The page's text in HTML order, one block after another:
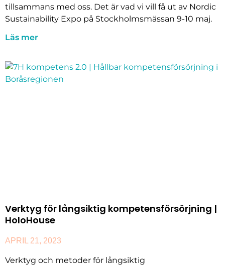
tillsammans med oss. Det är vad vi vill få ut av Nordic
Sustainability Expo på Stockholmsmässan 9-10 maj.
Läs mer
Verktyg för långsiktig kompetensförsörjning |
HoloHouse
APRIL 21, 2023
Verktyg och metoder för långsiktig